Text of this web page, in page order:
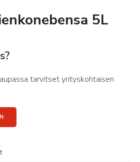
5L
tarvitset yrityskohtaisen